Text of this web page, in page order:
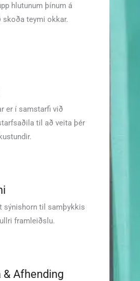
hlutunum þínum á
skoða teymi okkar.
er í samstarfi við
til að veita þér
sýnishorn til samþykkis
framleiðslu.
Afhending